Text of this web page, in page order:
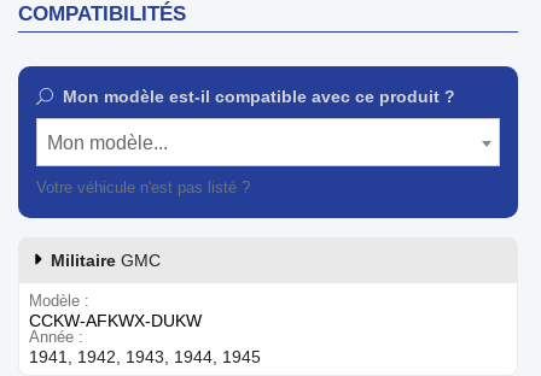
COMPATIBILITÉS
Mon modèle est-il compatible avec ce produit ?
Mon modèle...
Votre véhicule n'est pas listé ?
Militaire GMC
Modèle
CCKW-AFKWX-DUKW
Année
1941, 1942, 1943, 1944, 1945